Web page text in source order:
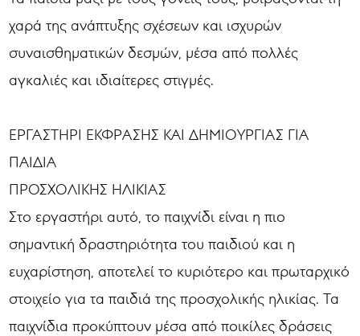
χαρά της ανάπτυξης σχέσεων και ισχυρών
συναισθηματικών δεσμών, μέσα από πολλές
αγκαλιές και ιδιαίτερες στιγμές.
ΕΡΓΑΣΤΗΡΙ ΕΚΦΡΑΣΗΣ ΚΑΙ ΔΗΜΙΟΥΡΓΙΑΣ ΓΙΑ
ΠΑΙΔΙΑ
ΠΡΟΣΧΟΛΙΚΗΣ ΗΛΙΚΙΑΣ
Στο εργαστήρι αυτό, το παιχνίδι είναι η πιο
σημαντική δραστηριότητα του παιδιού και η
ευχαρίστηση, αποτελεί το κυριότερο και πρωταρχικό
στοιχείο για τα παιδιά της προσχολικής ηλικίας. Τα
παιχνίδια προκύπτουν μέσα από ποικίλες δράσεις